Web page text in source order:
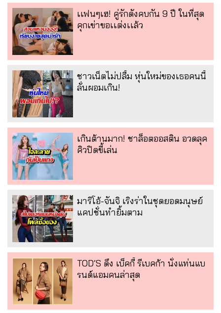
เเฟนๆเฮ! คู่รักดังคบกัน 9 ปี ในที่สุด
คุกเข่าขอเเต่งเเล้ว
ชาวเน็ตไม่ปลื้ม หุ่นใหม่ของเธอคนนี้
ลั่นผอมเกิน!
เกินต้านมาก! ชาล็อตออสติน อวดลุค
คิวปิดขี้เล่น
มาริโอ้-จันจิ เริงร่าในชุดยอดมนุษย์
แคปชั่นทำยิ้มตาม
TOD’S ดึง เบ็คกี้ รีเบคก้า นั่งแท่นแบ
รนด์แอมคนล่าสุด